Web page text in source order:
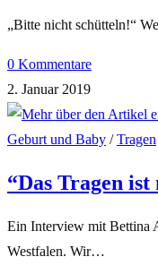
„Bitte nicht schütteln!“
0 Kommentare
2. Januar 2019
Geburt und Baby /Tragen
“Das Tragen
Ein Interview mit Bettina
Westfalen. Wir…